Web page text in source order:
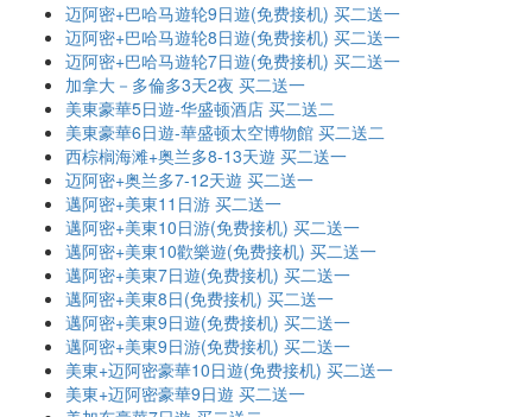
迈阿密+巴哈马遊轮9日遊(免费接机) 买二送一
迈阿密+巴哈马遊轮8日遊(免费接机) 买二送一
迈阿密+巴哈马遊轮7日遊(免费接机) 买二送一
加拿大－多倫多3天2夜 买二送一
美東豪華5日遊-华盛顿酒店 买二送二
美東豪華6日遊-華盛顿太空博物館 买二送二
西棕榈海滩+奥兰多8-13天遊 买二送一
迈阿密+奥兰多7-12天遊 买二送一
邁阿密+美東11日游 买二送一
邁阿密+美東10日游(免费接机) 买二送一
邁阿密+美東10歡樂遊(免费接机) 买二送一
邁阿密+美東7日遊(免费接机) 买二送一
邁阿密+美東8日(免费接机) 买二送一
邁阿密+美東9日遊(免费接机) 买二送一
邁阿密+美東9日游(免费接机) 买二送一
美東+迈阿密豪華10日遊(免费接机) 买二送一
美東+迈阿密豪華9日遊 买二送一